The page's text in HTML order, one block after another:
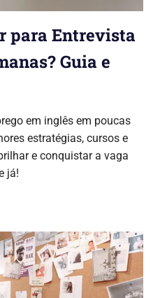
para Entrevista
Guia e
em inglês em poucas
estratégias, cursos e
e conquistar a vaga
já!